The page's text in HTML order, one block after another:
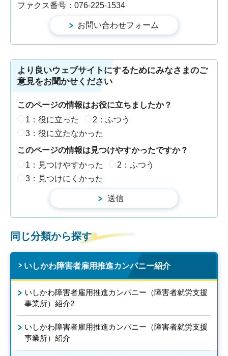
ファクス番号：076-225-1534
より良いウェブサイトにするためにみなさまのご
意見をお聞かせください
このページの情報はお役に立ちましたか？
1：役に立った
2：ふつう
3：役に立たなかった
このページの情報は見つけやすかったですか？
1：見つけやすかった
2：ふつう
3：見つけにくかった
同じ分類から探す
いしかわ障害者雇用推進カンパニー紹介
いしかわ障害者雇用推進カンパニー（障害者就労支援
事業所）紹介2
いしかわ障害者雇用推進カンパニー（障害者就労支援
事業所）紹介